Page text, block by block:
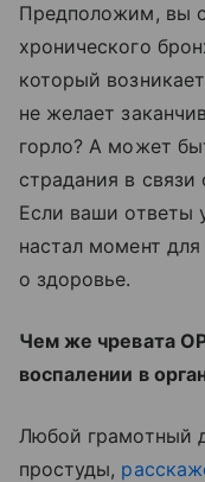
Предположим, вы
хронического
который
не желает
горло? А может
страдания в
Если ваши ответы
настал момент
о здоровье.
Чем же чревата
воспалении в
Любой грамотный
простуды,